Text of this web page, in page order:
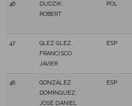
46
DUDZIK,
ROBERT
POL
47
GLEZ GLEZ,
FRANCISCO
JAVIER
ESP
48
GONZÁLEZ
DOMÍNGUEZ,
JOSÉ DANIEL
ESP